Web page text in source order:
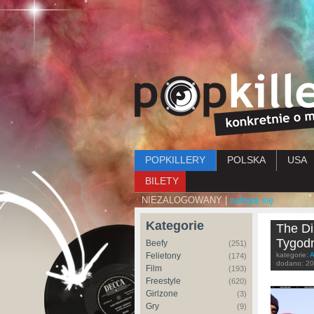
Menu główne
POPKILLERY POLSKA USA
BILETY
NIEZALOGOWANY | zaloguj się
Kategorie
Beefy (251)
Felietony (174)
Film (193)
Freestyle (620)
Girlzone (3)
Gry (9)
The
kategorie:
dodano: